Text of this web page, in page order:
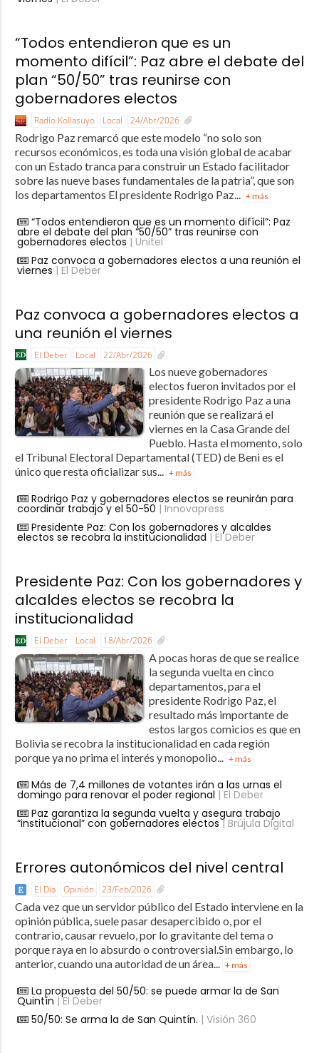
“Todos entendieron que es un
momento difícil”: Paz abre el debate del
plan “50/50” tras reunirse con
gobernadores electos
Radio Kollasuyo Local 24/Abr/2026
Rodrigo Paz remarcó que este modelo “no solo son
recursos económicos, es toda una visión global de acabar
con un Estado tranca para construir un Estado facilitador
sobre las nueve bases fundamentales de la patria”, que son
los departamentos El presidente Rodrigo Paz...
+ más
“Todos entendieron que es un momento difícil”: Paz
abre el debate del plan “50/50” tras reunirse con
gobernadores electos | Unitel
Paz convoca a gobernadores electos a una reunión el
viernes | El Deber
Paz convoca a gobernadores electos a
una reunión el viernes
El Deber Local 22/Abr/2026
Los nueve gobernadores
electos fueron invitados por el
presidente Rodrigo Paz a una
reunión que se realizará el
viernes en la Casa Grande del
Pueblo. Hasta el momento, solo
el Tribunal Electoral Departamental (TED) de Beni es el
único que resta oficializar sus... + más
Rodrigo Paz y gobernadores electos se reunirán para
coordinar trabajo y el 50-50 | Innovapress
Presidente Paz: Con los gobernadores y alcaldes
electos se recobra la institucionalidad | El Deber
Presidente Paz: Con los gobernadores y
alcaldes electos se recobra la
institucionalidad
El Deber Local 18/Abr/2026
A pocas horas de que se realice
la segunda vuelta en cinco
departamentos, para el
presidente Rodrigo Paz, el
resultado más importante de
estos largos comicios es que en
Bolivia se recobra la institucionalidad en cada región
porque ya no prima el interés y monopolio... + más
Más de 7,4 millones de votantes irán a las urnas el
domingo para renovar el poder regional | El Deber
Paz garantiza la segunda vuelta y asegura trabajo
“institucional” con gobernadores electos| Brújula Digital
Errores autonómicos del nivel central
El Día Opinión 23/Feb/2026
Cada vez que un servidor público del Estado interviene en la
opinión pública, suele pasar desapercibido o, por el
contrario, causar revuelo, por lo gravitante del tema o
porque raya en lo absurdo o controversial.Sin embargo, lo
anterior, cuando una autoridad de un área... + más
La propuesta del 50/50: se puede armar la de San
Quintín | El Deber
50/50: Se arma la de San Quintín. | Visión 360